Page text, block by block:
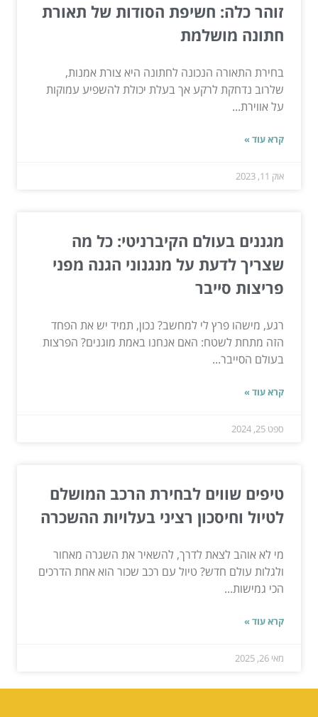
זוהר כלה: חשיפת הסודות של תאורת
חתונה מושלמת
בחירת התאורה הנכונה לחתונה היא צורת אמנות,
שלרוב נדחקת לרקע אך בעלת יכולת להשפיע עמוקות
על אווירת...
קרא עוד »
אוק 11, 2023
מגננים בעולם הקיברניטי: כל מה
שצריך לדעת על מנגנוני הגנה מפני
פריצות סייבר
רגע, מישהו פרץ לי למחשב? נכון, תמיד יש את הפחד
הזה מתחת לשטח: האם אנחנו באמת מוגנים? הפרצות
בעולם הסייבר...
קרא עוד »
ספט 25, 2024
טיפים שווים לבחירת הרכב המושלם
לטיול וחיסכון רציני בעלויות ההשכרה
מי לא אוהב לצאת לדרך, להשאיר את השגרה מאחור
ולגלות עולם חדש? טיול עם רכב שכור הוא אחת הדרכים
הכי גמישות...
קרא עוד »
מאי 26, 2025